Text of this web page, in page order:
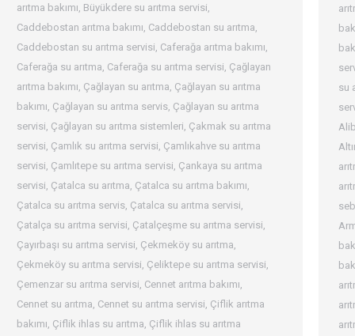
arıtma bakımı, Büyükdere su arıtma servisi,
Caddebostan arıtma bakımı, Caddebostan su arıtma,
Caddebostan su arıtma servisi, Caferağa arıtma bakımı,
Caferağa su arıtma, Caferağa su arıtma servisi, Çağlayan
arıtma bakımı, Çağlayan su arıtma, Çağlayan su arıtma
bakımı, Çağlayan su arıtma servis, Çağlayan su arıtma
servisi, Çağlayan su arıtma sistemleri, Çakmak su arıtma
servisi, Çamlık su arıtma servisi, Çamlıkahve su arıtma
servisi, Çamlıtepe su arıtma servisi, Çankaya su arıtma
servisi, Çatalca su arıtma, Çatalca su arıtma bakımı,
Çatalca su arıtma servis, Çatalca su arıtma servisi,
Çatalça su arıtma servisi, Çatalçeşme su arıtma servisi,
Çayırbaşı su arıtma servisi, Çekmeköy su arıtma,
Çekmeköy su arıtma servisi, Çeliktepe su arıtma servisi,
Çemenzar su arıtma servisi, Cennet arıtma bakımı,
Cennet su arıtma, Cennet su arıtma servisi, Çiflik arıtma
bakımı, Çiflik ihlas su arıtma, Çiflik ihlas su arıtma
su